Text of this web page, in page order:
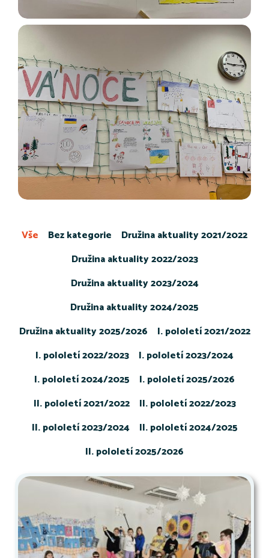
Bez kategorie
Družina aktuality 2021/2022
Družina aktuality 2022/2023
Družina aktuality 2023/2024
Družina aktuality 2024/2025
Družina aktuality 2025/2026
I. pololetí 2021/2022
I. pololetí 2022/2023
I. pololetí 2023/2024
I. pololetí 2024/2025
I. pololetí 2025/2026
II. pololetí 2021/2022
II. pololetí 2022/2023
II. pololetí 2023/2024
II. pololetí 2024/2025
II. pololetí 2025/2026
Vše